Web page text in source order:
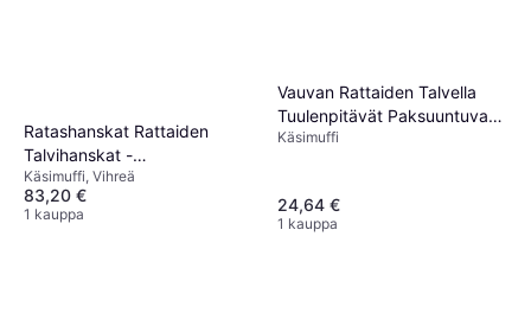
Ratashanskat Rattaiden
Talvihanskat -
Tummanvihreät
Käsimuffi, Vihreä
83,20 €
1 kauppa
Vauvan Rattaiden Talvella
Tuulenpitävät Paksuuntuvat
Käsineet
Käsimuffi
24,64 €
1 kauppa